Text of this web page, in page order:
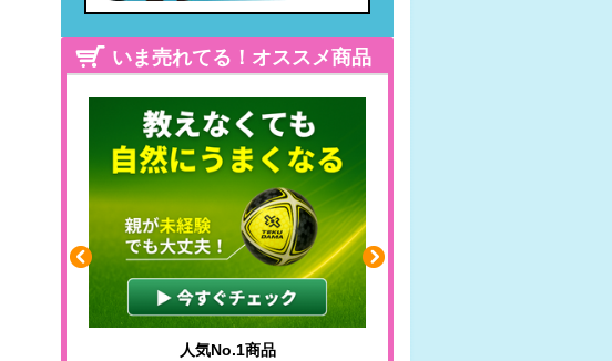
いま売れてる！オススメ商品
人気No.1商品